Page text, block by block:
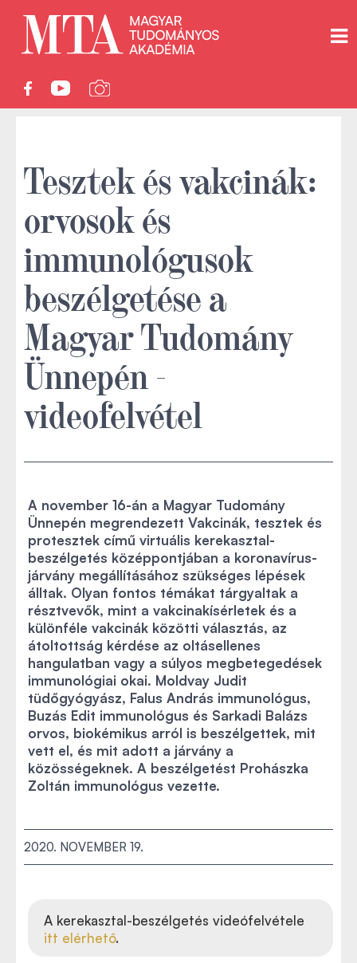
Tesztek és vakcinák:
orvosok és
immunológusok
beszélgetése a
Magyar Tudomány
Ünnepén -
videofelvétel
A november 16-án a Magyar Tudomány
Ünnepén megrendezett Vakcinák, tesztek és
protesztek című virtuális kerekasztal-
beszélgetés középpontjában a koronavírus-
járvány megállításához szükséges lépések
álltak. Olyan fontos témákat tárgyaltak a
résztvevők, mint a vakcinakísérletek és a
különféle vakcinák közötti választás, az
átoltottság kérdése az oltásellenes
hangulatban vagy a súlyos megbetegedések
immunológiai okai. Moldvay Judit
tüdőgyógyász, Falus András immunológus,
Buzás Edit immunológus és Sarkadi Balázs
orvos, biokémikus arról is beszélgettek, mit
vett el, és mit adott a járvány a
közösségeknek. A beszélgetést Prohászka
Zoltán immunológus vezette.
2020. NOVEMBER 19.
A kerekasztal-beszélgetés videófelvétele
itt elérhető.